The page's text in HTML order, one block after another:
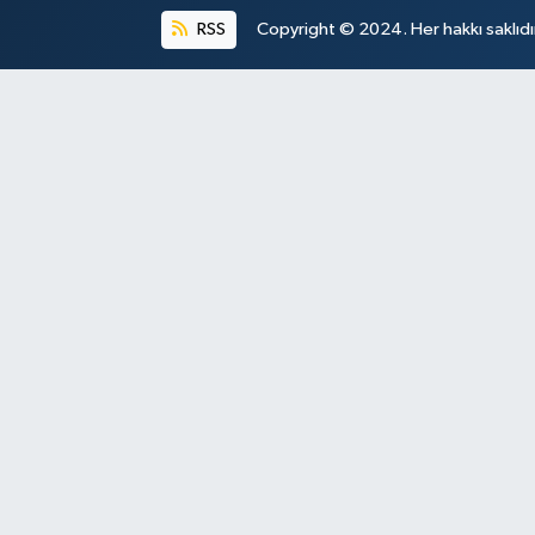
RSS Copyright © 2024. Her hakkı